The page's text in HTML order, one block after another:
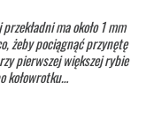
ma około 1 mm
żeby pociągnąć przynętę
pierwszej większej rybie
kołowrotku…